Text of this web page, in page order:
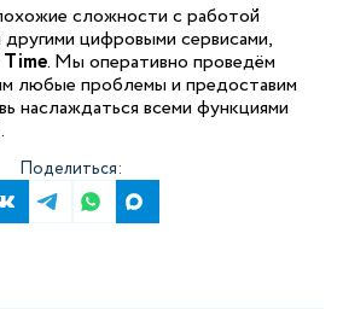
сложности с работой
цифровыми сервисами,
. Мы оперативно проведём
любые проблемы и предоставим
наслаждаться всеми функциями
Поделиться: